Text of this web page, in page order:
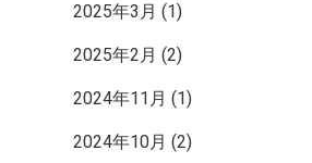
リ
ン
2025年3月 (1)
2025年2月 (2)
2024年11月 (1)
2024年10月 (2)